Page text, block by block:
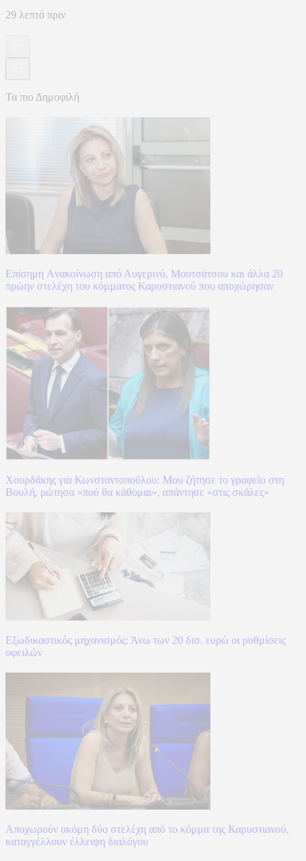
29 λεπτά πριν
Τα πιο Δημοφιλή
Επίσημη Aνακοίνωση από Αυγερινό, Μουτσάτσου και άλλα 20
πρώην στελέχη του κόμματος Καρυστιανού που αποχώρησαν
Χουρδάκης για Κωνσταντοπούλου: Μου ζήτησε το γραφείο στη
Βουλή, ρώτησα «πού θα κάθομαι», απάντησε «στις σκάλες»
Εξωδικαστικός μηχανισμός: Άνω των 20 δισ. ευρώ οι ρυθμίσεις
οφειλών
Αποχωρούν ακόμη δύο στελέχη από το κόμμα της Καρυστιανού,
καταγγέλλουν έλλειψη διαλόγου